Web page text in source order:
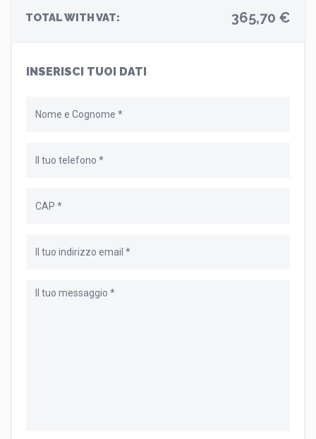
TOTAL WITH VAT: 365,70 €
INSERISCI TUOI DATI